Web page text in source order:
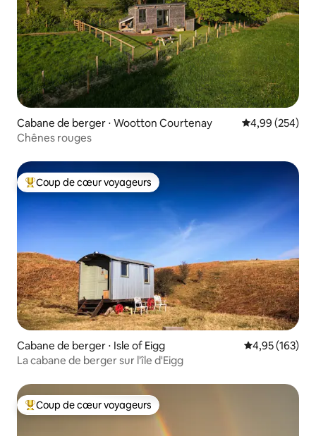
Cabane de berger ⋅ Wootton Courtenay Évaluation
4,99 (254)
Chênes rouges
Coups de cœur voyageurs les plus appréciés
Coup de cœur voyageurs
Cabane de berger ⋅ Isle of Eigg Évaluation
4,95 (163)
La cabane de berger sur l'île d'Eigg
Coups de cœur voyageurs les plus appréciés
Coup de cœur voyageurs